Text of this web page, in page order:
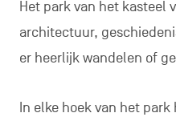
Het park van het kasteel
architectuur,
er heerlijk wandelen of
In elke hoek van het